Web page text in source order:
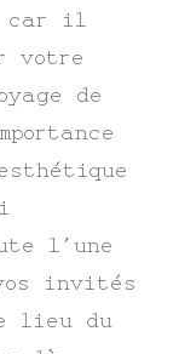
car il
votre
de
l’une
invités
lieu du